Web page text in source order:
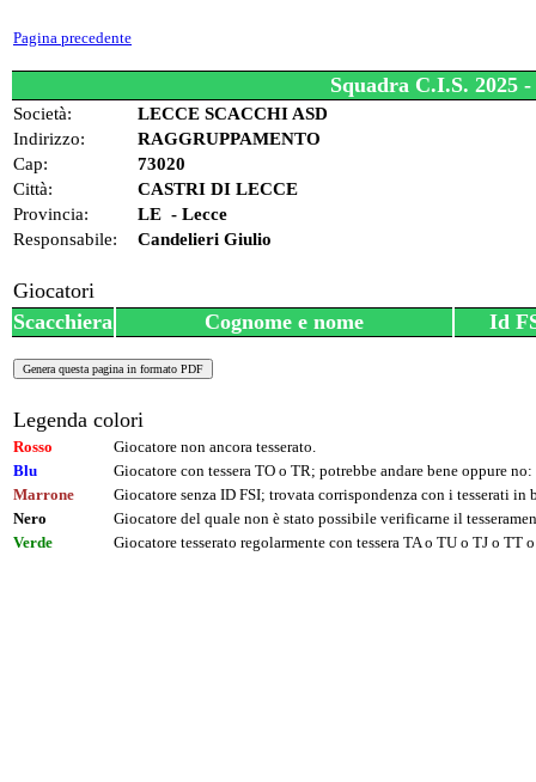
Pagina precedente
Squadra C.I.S. 2025
Società:
LECCE SCACCHI ASD
Indirizzo:
RAGGRUPPAMENTO
Cap:
73020
Città:
CASTRI DI LECCE
Provincia:
LE - Lecce
Responsabile:
Candelieri Giulio
Giocatori
Scacchiera
Cognome e nome Id
Legenda colori
Rosso
Giocatore non ancora tesserato.
Blu
Giocatore con tessera TO o TR; potrebbe andare bene oppure
Marrone
Giocatore senza ID FSI; trovata corrispondenza con i tesserati
Nero
Giocatore del quale non è stato possibile verificarne il
Verde
Giocatore tesserato regolarmente con tessera TA o TU o TJ o TT